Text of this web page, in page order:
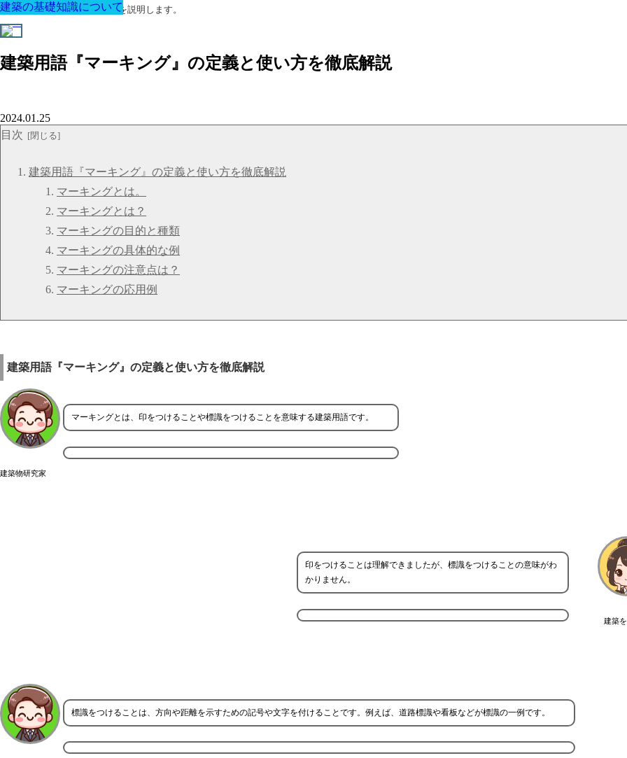
建築に関する用語と関連法令を説明します。
建築用語『マーキング』の定義と使い方を徹底解説
建築の基礎知識について
2024.01.25
目次
建築用語『マーキング』の定義と使い方を徹底解説
マーキングとは。
マーキングとは？
マーキングの目的と種類
マーキングの具体的な例
マーキングの注意点は？
マーキングの応用例
建築用語『マーキング』の定義と使い方を徹底解説
建築物研究家
マーキングとは、印をつけることや標識をつけることを意味する建築用語です。
建築
印をつけることは理解できましたが、標識をつけることの意味がわ
かりません。
標識をつけることは、方向や距離を示すための記号や文字を付けることです。例えば、道路標識や看板などが標識の一例です。
建築の基礎知識について
建築の基礎知識について
建築の基礎知識について
建築の基礎知識について
建築の基礎知識について
建築の基礎知識について